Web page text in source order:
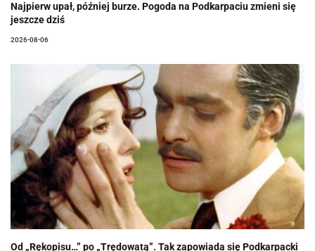
Najpierw upał, później burze. Pogoda na Podkarpaciu zmieni się
jeszcze dziś
2026-08-06
Od „Rękopisu…” po „Trędowatą”. Tak zapowiada się Podkarpacki